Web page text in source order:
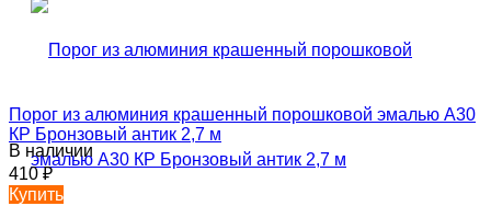
Порог из алюминия крашенный порошковой эмалью А30
КР Бронзовый антик 2,7 м
В наличии
410₽
Купить